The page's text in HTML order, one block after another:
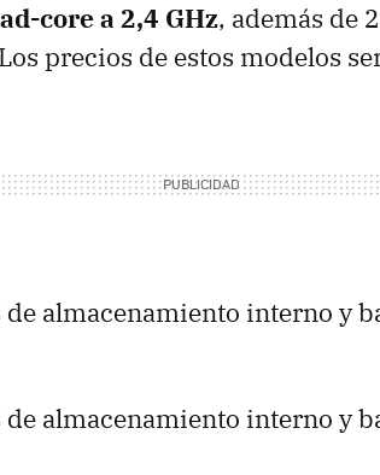
core a 2,4 GHz, además de
precios de estos modelos
de almacenamiento interno y
de almacenamiento interno y